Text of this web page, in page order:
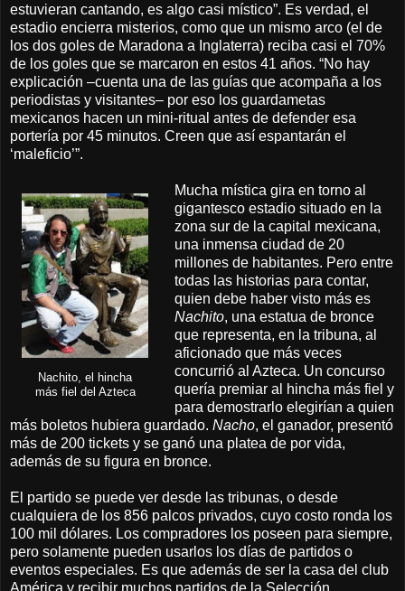
estuvieran cantando, es algo casi místico”. Es verdad, el
estadio encierra misterios, como que un mismo arco (el de
los dos goles de Maradona a Inglaterra) reciba casi el 70%
de los goles que se marcaron en estos 41 años. “No hay
explicación –cuenta una de las guías que acompaña a los
periodistas y visitantes– por eso los guardametas
mexicanos hacen un mini-ritual antes de defender esa
portería por 45 minutos. Creen que así espantarán el
‘maleficio’”.
Nachito, el hincha
más fiel del Azteca
Mucha mística gira en torno al
gigantesco estadio situado en la
zona sur de la capital mexicana,
una inmensa ciudad de 20
millones de habitantes. Pero entre
todas las historias para contar,
quien debe haber visto más es
Nachito, una estatua de bronce
que representa, en la tribuna, al
aficionado que más veces
concurrió al Azteca. Un concurso
quería premiar al hincha más fiel y
para demostrarlo elegirían a quien
más boletos hubiera guardado. Nacho, el ganador, presentó
más de 200 tickets y se ganó una platea de por vida,
además de su figura en bronce.
El partido se puede ver desde las tribunas, o desde
cualquiera de los 856 palcos privados, cuyo costo ronda los
100 mil dólares. Los compradores los poseen para siempre,
pero solamente pueden usarlos los días de partidos o
eventos especiales. Es que además de ser la casa del club
América y recibir muchos partidos de la Selección